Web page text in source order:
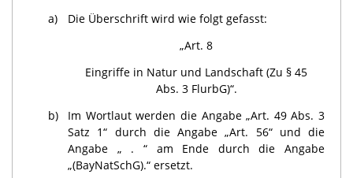
a)
Die Überschrift wird wie folgt gefasst:
„Art. 8
Eingriffe in Natur und Landschaft (Zu § 45
Abs. 3 FlurbG)“.
b)
Im Wortlaut werden die Angabe „Art. 49 Abs. 3
Satz 1“ durch die Angabe „Art. 56“ und die
Angabe „ . “ am Ende durch die Angabe
„(BayNatSchG).“ ersetzt.